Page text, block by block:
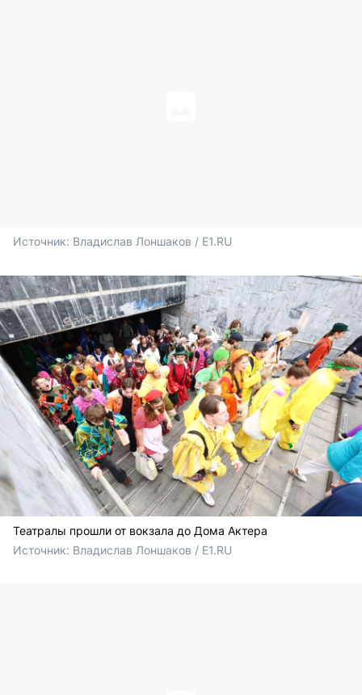
Источник: Владислав Лоншаков / E1.RU
Театралы прошли от вокзала до Дома Актера
Источник: Владислав Лоншаков / E1.RU